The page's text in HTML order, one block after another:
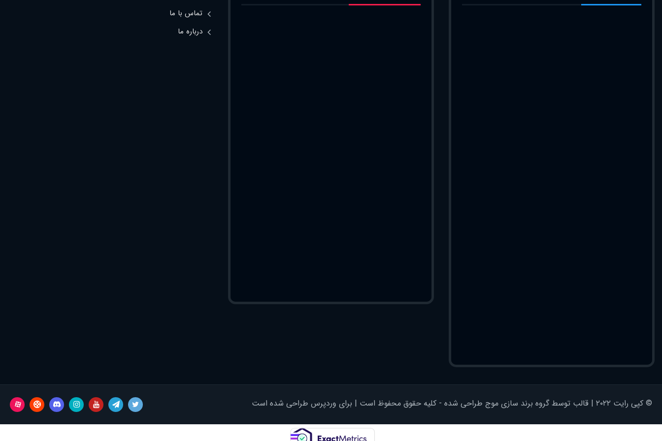
تماس با ما
درباره ما
© کپی رایت ۲۰۲۲ | قالب توسط گروه برند سازی موج طراحی شده - کلیه حقوق محفوظ است | برای وردپرس طراحی شده است